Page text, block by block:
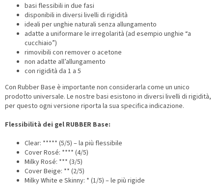
basi flessibili in due fasi
disponibili in diversi livelli di rigidità
ideali per unghie naturali senza allungamento
adatte a uniformare le irregolarità (ad esempio unghie “a
cucchiaio”)
rimovibili con remover o acetone
non adatte all’allungamento
con rigidità da 1 a 5
Con Rubber Base è importante non considerarla come un unico
prodotto universale. Le nostre basi esistono in diversi livelli di rigidità,
per questo ogni versione riporta la sua specifica indicazione.
Flessibilità dei gel RUBBER Base:
Clear: ***** (5/5) – la più flessibile
Cover Rosé: **** (4/5)
Milky Rosé: *** (3/5)
Cover Beige: ** (2/5)
Milky White e Skinny: * (1/5) – le più rigide